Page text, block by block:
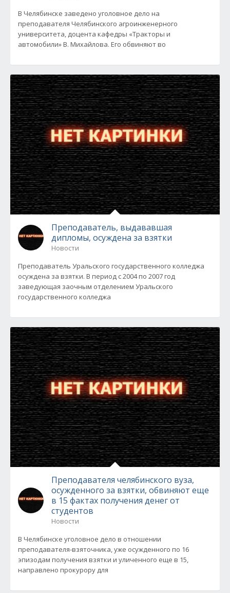
В Челябинске заведено уголовное дело на
преподавателя Челябинского агроинженерного
университета, доцента кафедры «Тракторы и
автомобили» В. Михайлова. Его обвиняют во
Преподаватель, выдававшая
дипломы, осуждена за взятки
Новости
Преподаватель Уральского государственного колледжа
осуждена за взятки. В период с 2004 по 2007 год
заведующая заочным отделением Уральского
государственного колледжа
Преподавателя челябинского вуза,
осужденного за взятки, обвиняют еще
в 15 фактах получения денег от
студентов
Новости
В Челябинске уголовное дело в отношении
преподавателя-взяточника, уже осужденного по 16
эпизодам получения взятки и уличенного еще в 15,
направлено прокурору для